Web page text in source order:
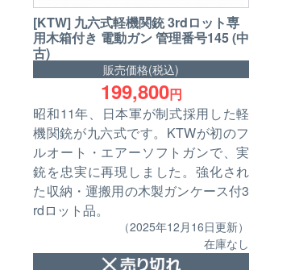
[KTW] 九六式軽機関銃 3rdロット専
用木箱付き 電動ガン 管理番号145 (中
古)
販売価格(税込)
199,800円
昭和11年、日本軍が制式採用した軽
機関銃が九六式です。KTWが初のフ
ルオート・エアーソフトガンで、実
銃を忠実に再現しました。強化され
た収納・運搬用の木製ガンケース付3
rdロット品。
（2025年12月16日更新）
在庫なし